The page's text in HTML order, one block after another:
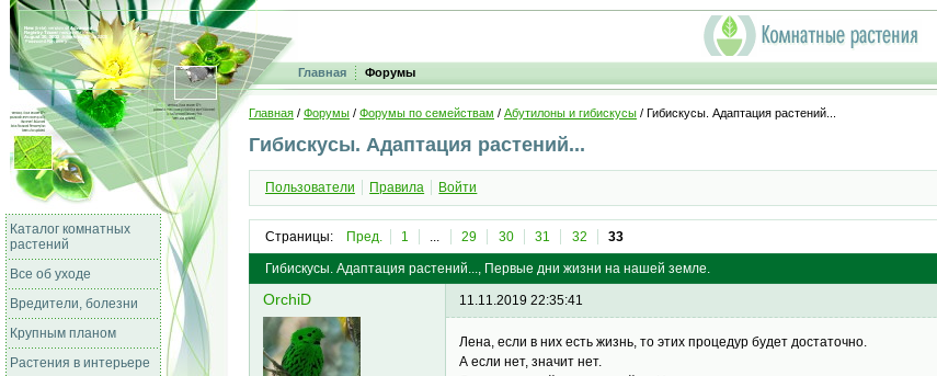
Главная Форумы
Каталог комнатных
растений
Все об уходе
Вредители, болезни
Крупным планом
Растения в интерьере
Главная / Форумы / Форумы по семействам / Абутилоны и гибискусы / Гибискусы. Адаптация растений...
Гибискусы. Адаптация растений...
Пользователи Правила Войти
Страницы: Пред. 1 ... 29 30 31 32 33
Гибискусы. Адаптация растений..., Первые дни жизни на нашей земле.
OrchiD 11.11.2019 22:35:41
Лена, если в них есть жизнь, то этих процедур будет достаточно.
А если нет, значит нет.